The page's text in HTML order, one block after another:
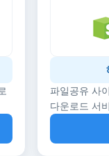
파일공유 사
다운로드 서